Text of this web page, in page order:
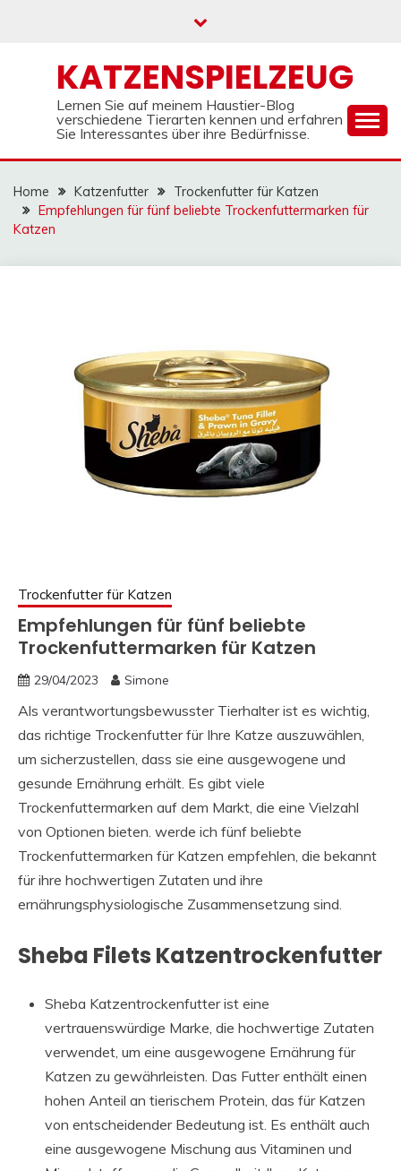
KATZENSPIELZEUG
Lernen Sie auf meinem Haustier-Blog
verschiedene Tierarten kennen und erfahren
Sie Interessantes über ihre Bedürfnisse.
Home Katzenfutter
Trockenfutter für Katzen
Empfehlungen für fünf beliebte Trockenfuttermarken für
Katzen
Trockenfutter für Katzen
Empfehlungen für fünf beliebte
Trockenfuttermarken für Katzen
29/04/2023 Simone
Als verantwortungsbewusster Tierhalter ist es wichtig,
das richtige Trockenfutter für Ihre Katze auszuwählen,
um sicherzustellen, dass sie eine ausgewogene und
gesunde Ernährung erhält. Es gibt viele
Trockenfuttermarken auf dem Markt, die eine Vielzahl
von Optionen bieten. werde ich fünf beliebte
Trockenfuttermarken für Katzen empfehlen, die bekannt
für ihre hochwertigen Zutaten und ihre
ernährungsphysiologische Zusammensetzung sind.
Sheba Filets Katzentrockenfutter
Sheba Katzentrockenfutter ist eine
vertrauenswürdige Marke, die hochwertige Zutaten
verwendet, um eine ausgewogene Ernährung für
Katzen zu gewährleisten. Das Futter enthält einen
hohen Anteil an tierischem Protein, das für Katzen
von entscheidender Bedeutung ist. Es enthält auch
eine ausgewogene Mischung aus Vitaminen und